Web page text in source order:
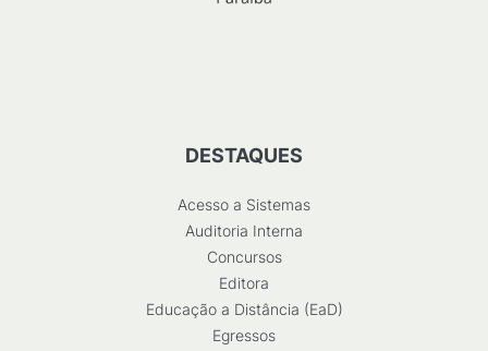
DESTAQUES
Acesso a Sistemas
Auditoria Interna
Concursos
Editora
Educação a Distância (EaD)
Egressos